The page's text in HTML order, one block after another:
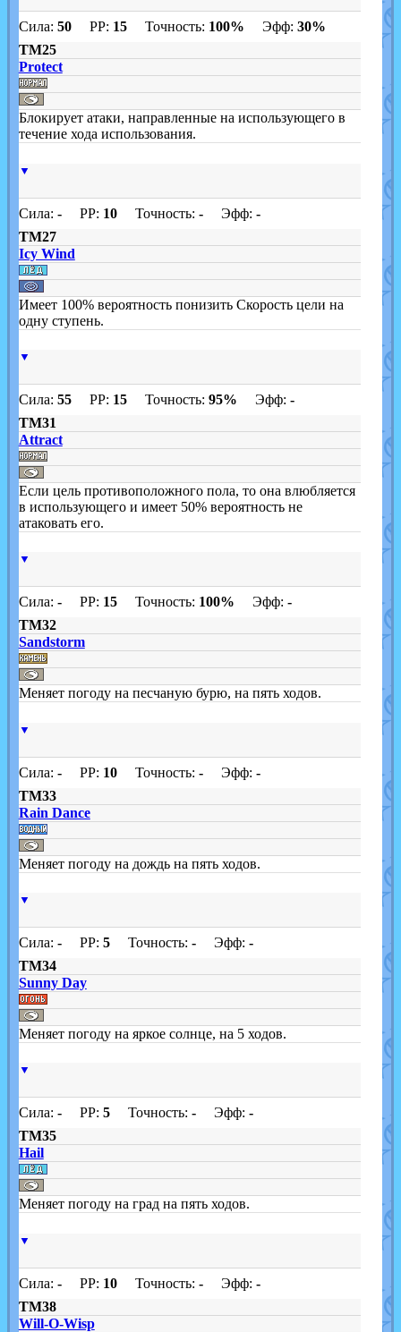
Сила: 50PP: 15Точность: 100% Эфф: 30%
TM25
Protect
Блокирует атаки, направленные на использующего в
течение хода использования.
▼
Сила: -PP: 10Точность: -Эфф: -
TM27
Icy Wind
Имеет 100% вероятность понизить Скорость цели на
одну ступень.
▼
Сила: 55PP: 15Точность: 95% Эфф: -
TM31
Attract
Если цель противоположного пола, то она влюбляется
в использующего и имеет 50% вероятность не
атаковать его.
▼
Сила: -PP: 15Точность: 100% Эфф: -
TM32
Sandstorm
Меняет погоду на песчаную бурю, на пять ходов.
▼
Сила: -PP: 10Точность: -Эфф: -
TM33
Rain Dance
Меняет погоду на дождь на пять ходов.
▼
Сила: -PP: 5Точность: -Эфф: -
TM34
Sunny Day
Меняет погоду на яркое солнце, на 5 ходов.
▼
Сила: -PP: 5Точность: -Эфф: -
TM35
Hail
Меняет погоду на град на пять ходов.
▼
Сила: -PP: 10Точность: -Эфф: -
TM38
Will-O-Wisp